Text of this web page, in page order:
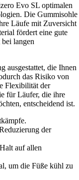
Evo SL optimalen
Die Gummisohle
Läufe mit Zuversicht
fördert eine gute
langen
ausgestattet, die Ihnen
das Risiko von
Flexibilität der
für Läufer, die ihre
entscheidend ist.
der
auf allen
um die Füße kühl zu